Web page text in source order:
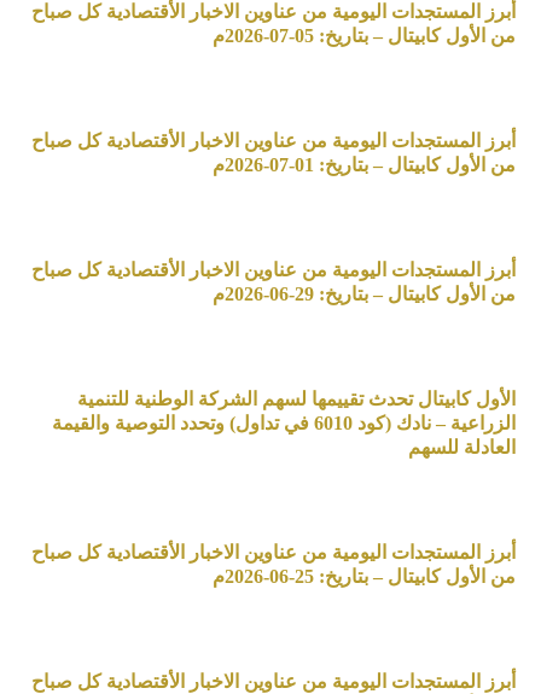
أبرز المستجدات اليومية من عناوين الاخبار الأقتصادية كل صباح
من الأول كابيتال – بتاريخ: 05-07-2026م
أبرز المستجدات اليومية من عناوين الاخبار الأقتصادية كل صباح
من الأول كابيتال – بتاريخ: 01-07-2026م
أبرز المستجدات اليومية من عناوين الاخبار الأقتصادية كل صباح
من الأول كابيتال – بتاريخ: 29-06-2026م
الأول كابيتال تحدث تقييمها لسهم الشركة الوطنية للتنمية
الزراعية – نادك (كود 6010 في تداول) وتحدد التوصية والقيمة
العادلة للسهم
أبرز المستجدات اليومية من عناوين الاخبار الأقتصادية كل صباح
من الأول كابيتال – بتاريخ: 25-06-2026م
أبرز المستجدات اليومية من عناوين الاخبار الأقتصادية كل صباح